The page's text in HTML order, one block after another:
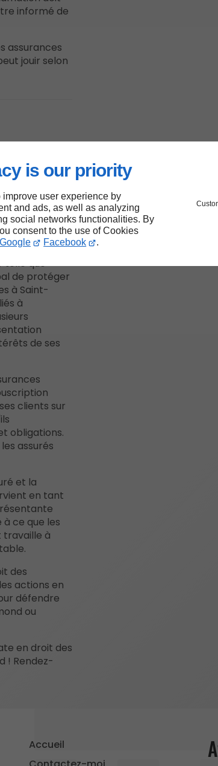
is our priority
user experience by
and ads, as well as analyzing
social networks functionalities. By
consent to the use of Cookies
Google Facebook .
informé de
assurances
jouir selon
telle que
de protéger
à Saint-
à
de ses
clients sur
obligations.
assurés
et la
en tant
à ce que les
travaille à
des
actions en
défendre
ou
en droit des
! Rendez-
Accueil